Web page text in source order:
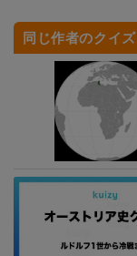
同じ作者のクイズ